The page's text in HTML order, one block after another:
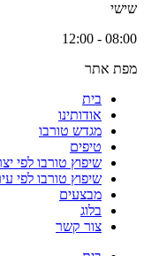
שישי
08:00 - 12:00
מפת אתר
בית
אודותינו
מגדש טורבו
טיפים
שיפוץ טורבו לפי
שיפוץ טורבו לפי
מבצעים
בלוג
צור קשר